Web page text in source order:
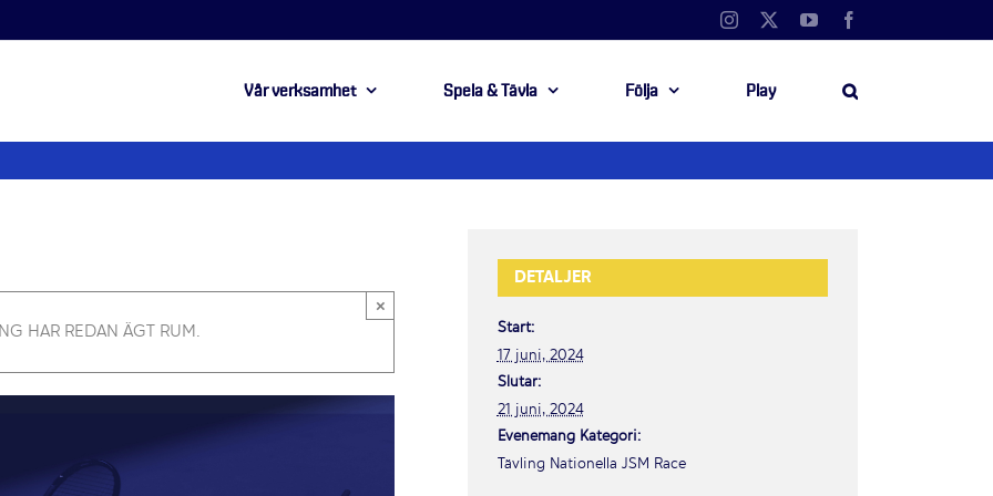
Instagram YouTube
Vår verksamhet Spela & Tävla Följa Play
HAR REDAN ÄGT RUM.
×
DETALJER
Start:
17 juni, 2024
Slutar:
21 juni, 2024
Evenemang Kategori:
Tävling Nationella JSM Race